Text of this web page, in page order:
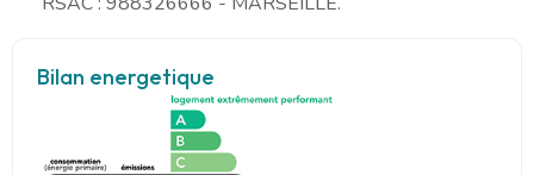
Bilan energetique